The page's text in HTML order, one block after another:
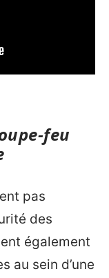
feu
pas
des
également
au sein d’une